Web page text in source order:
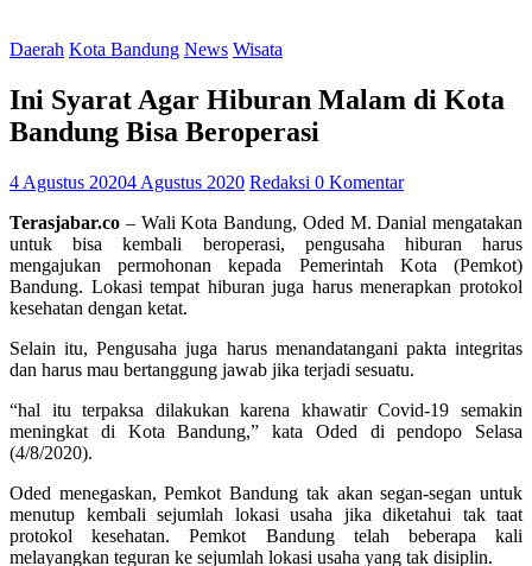
Daerah Kota Bandung News Wisata
Ini Syarat Agar Hiburan Malam di Kota
Bandung Bisa Beroperasi
4 Agustus 20204 Agustus 2020 Redaksi 0 Komentar
Terasjabar.co – Wali Kota Bandung, Oded M. Danial mengatakan
untuk bisa kembali beroperasi, pengusaha hiburan harus
mengajukan permohonan kepada Pemerintah Kota (Pemkot)
Bandung. Lokasi tempat hiburan juga harus menerapkan protokol
kesehatan dengan ketat.
Selain itu, Pengusaha juga harus menandatangani pakta integritas
dan harus mau bertanggung jawab jika terjadi sesuatu.
“hal itu terpaksa dilakukan karena khawatir Covid-19 semakin
meningkat di Kota Bandung,” kata Oded di pendopo Selasa
(4/8/2020).
Oded menegaskan, Pemkot Bandung tak akan segan-segan untuk
menutup kembali sejumlah lokasi usaha jika diketahui tak taat
protokol kesehatan. Pemkot Bandung telah beberapa kali
melayangkan teguran ke sejumlah lokasi usaha yang tak disiplin.